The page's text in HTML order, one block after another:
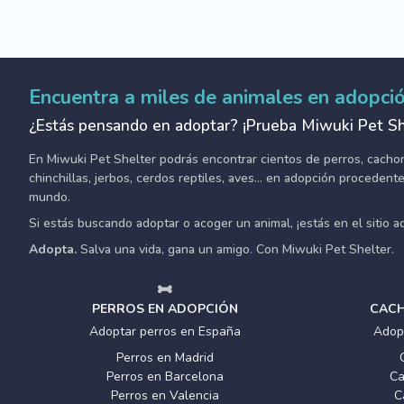
Encuentra a miles de animales en
¿Estás pensando en adoptar? ¡Prueba Miwuki Pet
En Miwuki Pet Shelter podrás encontrar cientos de perros,
chinchillas, jerbos, cerdos reptiles, aves... en adopción
mundo.
Si estás buscando adoptar o acoger un animal, ¡estás en el sitio
Adopta. Salva una vida, gana un amigo. Con Miwuki Pet Shelter.
PERROS EN ADOPCIÓN
Adoptar perros en España
Perros en Madrid
Perros en Barcelona
Perros en Valencia